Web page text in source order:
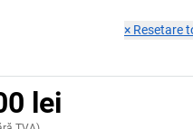
× Resetare
lei